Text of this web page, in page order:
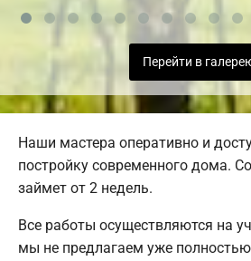
Перейти в
Наши мастера оперативно и
постройку современного дома.
займет от 2 недель.
Все работы осуществляются на
мы не предлагаем уже